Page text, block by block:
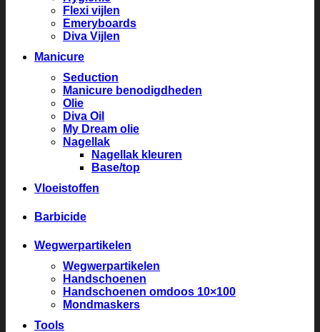
Flexi vijlen
Emeryboards
Diva Vijlen
Manicure
Seduction
Manicure benodigdheden
Olie
Diva Oil
My Dream olie
Nagellak
Nagellak kleuren
Base/top
Vloeistoffen
Barbicide
Wegwerpartikelen
Wegwerpartikelen
Handschoenen
Handschoenen omdoos 10×100
Mondmaskers
Tools